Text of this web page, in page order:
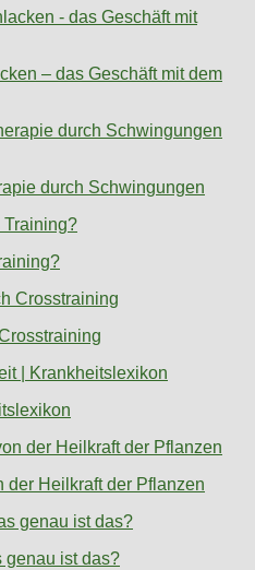
– das Geschäft mit dem
durch Schwingungen
der Heilkraft der Pflanzen
genau ist das?